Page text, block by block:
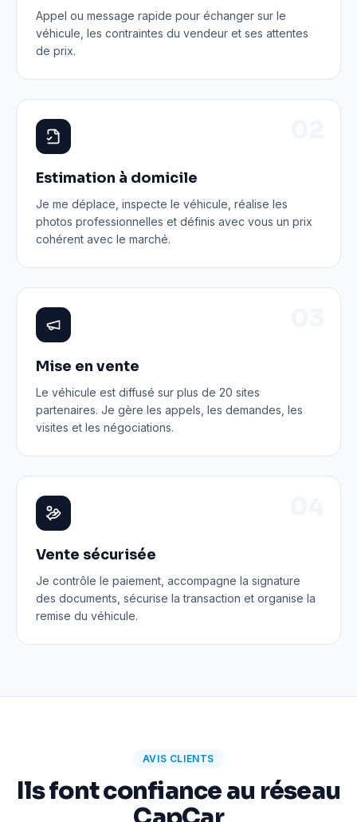
Appel ou message rapide pour échanger sur le
véhicule, les contraintes du vendeur et ses attentes
de prix.
Estimation à domicile
Je me déplace, inspecte le véhicule, réalise les
photos professionnelles et définis avec vous un prix
cohérent avec le marché.
Mise en vente
Le véhicule est diffusé sur plus de 20 sites
partenaires. Je gère les appels, les demandes, les
visites et les négociations.
Vente sécurisée
Je contrôle le paiement, accompagne la signature
des documents, sécurise la transaction et organise la
remise du véhicule.
AVIS CLIENTS
Ils font confiance au réseau